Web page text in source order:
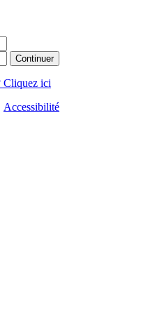
Cliquez ici
Accessibilité